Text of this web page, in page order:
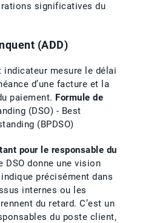
significatives du
(ADD)
indicateur mesure le délai
d’une facture et la
paiement. Formule de
(DSO) - Best
(BPDSO)
pour le responsable du
DSO donne une vision
précisément dans
internes ou les
du retard. C’est un
du poste client,